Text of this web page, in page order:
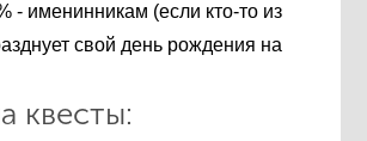
- именинникам (если кто-то из
свой день рождения на
квесты: